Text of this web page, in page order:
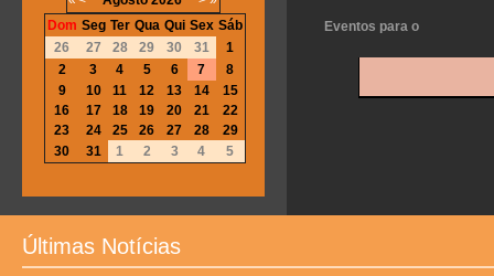
Eventos para o
Dom Seg Ter Qua Qui Sex Sáb
26
27 28 29 30 31
1
2
3 4 5 6 7
8
9
10 11 12 13 14
15
16
17 18 19 20 21
22
23
24 25 26 27 28
29
30
31 1 2 3 4 5
Últimas Notícias